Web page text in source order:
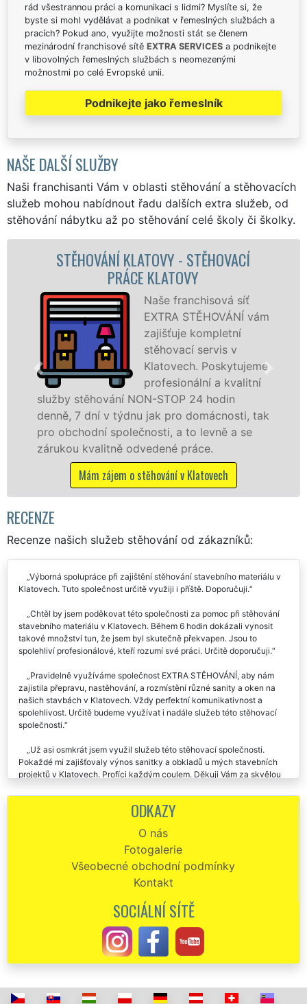
rád všestrannou práci a komunikaci s lidmi? Myslíte si, že
byste si mohl vydělávat a podnikat v řemeslných službách a
pracích? Pokud ano, využijte možnosti stát se členem
mezinárodní franchisové sítě EXTRA SERVICES a podnikejte
v libovolných řemeslných službách s neomezenými
možnostmi po celé Evropské unii.
Podnikejte jako řemeslník
NAŠE DALŠÍ SLUŽBY
Naši franchisanti Vám v oblasti stěhování a stěhovacích
služeb mohou nabídnout řadu dalších extra služeb, od
stěhování nábytku až po stěhování celé školy či školky.
síť
vám
a kvalitní
tak
a se
STĚHOVACÍ SLUŽBA
STĚHOVACÍ FIRMA
speciální
služby zajišťujeme domácnostem
celém okresu Klatovy se zárukou
franchisové sítě EXTRA
Nabízíme stěhovací služby NON-
včetně víkendů a svátků bez
Mám zájem o stěhovací služby v
RECENZE
Recenze našich služeb stěhování od zákazníků:
Výborná spolupráce při zajištění stěhování stavebního materiálu v
Chtěl by jsem poděkovat této společnosti za pomoc při stěhování
stavebního materiálu v Klatovech. Během 6 hodin dokázali vynosit
takové množství tun, že jsem byl skutečně překvapen. Jsou to
Pravidelně využíváme společnost EXTRA STĚHOVÁNÍ, aby nám
zajistila přepravu, nastěhování, a rozmístění různé sanity a oken na
našich stavbách v Klatovech. Vždy perfektní komunikativnost a
spolehlivost. Určitě budeme využívat i nadále služeb této stěhovací
Už asi osmkrát jsem využil služeb této stěhovací společnosti.
Pokaždé mi zajišťovaly výnos sanitky a obkladů u mých stavebních
Na základě doporučení jsem využila služeb společnosti EXTRA
STĚHOVÁNÍ, aby mi zajistili různé rozmístění stavebních materiálů v
mé novostavbě. Jsou přesný, spolehlivý a pracovitý. Jejich stěhovací
práci doporučuji.
ODKAZY
O nás
Fotogalerie
Všeobecné obchodní podmínky
Kontakt
SOCIÁLNÍ SÍTĚ